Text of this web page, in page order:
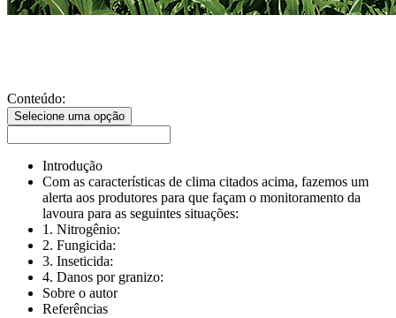
Conteúdo:
Selecione uma opção
Introdução
Com as características de clima citados acima, fazemos um
alerta aos produtores para que façam o monitoramento da
lavoura para as seguintes situações:
1. Nitrogênio:
2. Fungicida:
3. Inseticida:
4. Danos por granizo:
Sobre o autor
Referências